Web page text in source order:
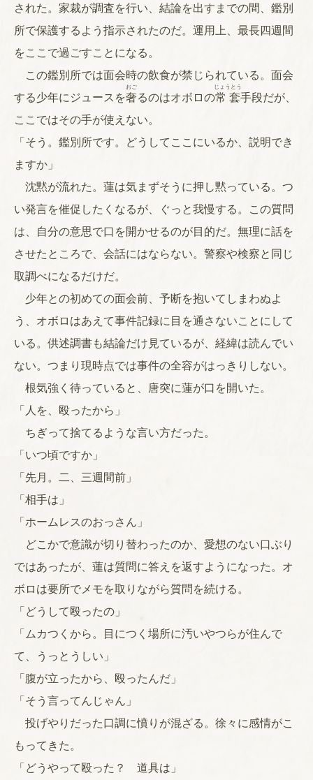
された。家裁が調査を行い、結論を出すまでの間、鑑別
所で保護するよう指示されたのだ。運用上、最長四週間
をここで過ごすことになる。
この鑑別所では面会時の飲食が禁じられている。面会
する少年にジュースを奢
おご
るのはオボロの常套
じょうとう
手段だが、
ここではその手が使えない。
「そう。鑑別所です。どうしてここにいるか、説明でき
ますか」
沈黙が流れた。蓮は気まずそうに押し黙っている。つ
い発言を催促したくなるが、ぐっと我慢する。この質問
は、自分の意思で口を開かせるのが目的だ。無理に話を
させたところで、会話にはならない。警察や検察と同じ
取調べになるだけだ。
少年との初めての面会前、予断を抱いてしまわぬよ
う、オボロはあえて事件記録に目を通さないことにして
いる。供述調書も結論だけ見ているが、経緯は読んでい
ない。つまり現時点では事件の全容がはっきりしない。
根気強く待っていると、唐突に蓮が口を開いた。
「人を、殴ったから」
ちぎって捨てるような言い方だった。
「いつ頃ですか」
「先月。二、三週間前」
「相手は」
「ホームレスのおっさん」
どこかで意識が切り替わったのか、愛想のない口ぶり
ではあったが、蓮は質問に答えを返すようになった。オ
ボロは要所でメモを取りながら質問を続ける。
「どうして殴ったの」
「ムカつくから。目につく場所に汚いやつらが住んで
て、うっとうしい」
「腹が立ったから、殴ったんだ」
「そう言ってんじゃん」
投げやりだった口調に憤りが混ざる。徐々に感情がこ
もってきた。
「どうやって殴った？ 道具は」